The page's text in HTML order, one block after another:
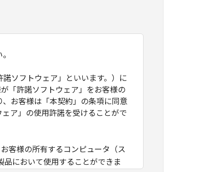
ソフトウェア」といいます。）に
「許諾ソフトウェア」をお客様の
お客様は「本契約」の条項に同意
ア」の使用許諾を受けることがで
客様の所有するコンピュータ（ス
において使用することができま